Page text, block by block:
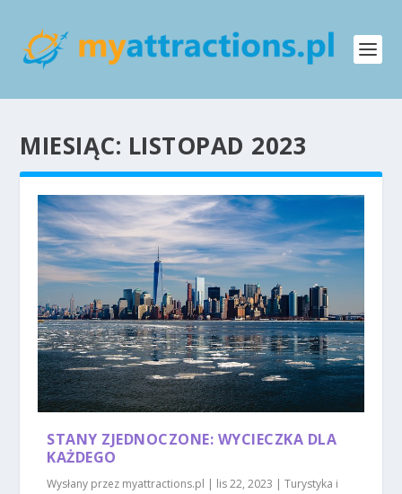
MIESIĄC: LISTOPAD 2023
STANY ZJEDNOCZONE: WYCIECZKA DLA
KAŻDEGO
Wysłany przez myattractions.pl | lis 22, 2023 |Turystyka i